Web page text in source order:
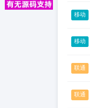
移动
移动
联通
联通